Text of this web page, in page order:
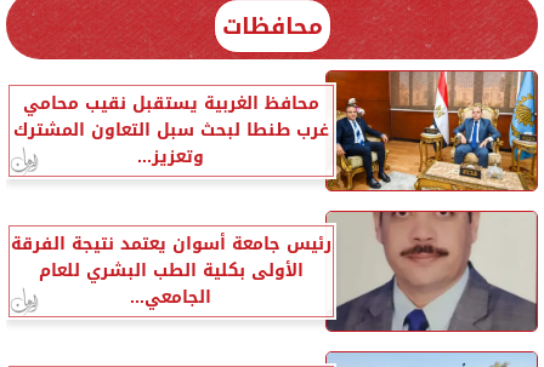
محافظات
محافظ الغربية يستقبل نقيب محامي
غرب طنطا لبحث سبل التعاون المشترك
وتعزيز...
رئيس جامعة أسوان يعتمد نتيجة الفرقة
الأولى بكلية الطب البشري للعام
الجامعي...